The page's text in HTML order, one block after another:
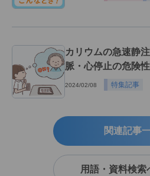
カリウムの急速静
脈・心停止の危険性
2024/02/08 特集記事
関連記事
用語・資料検索